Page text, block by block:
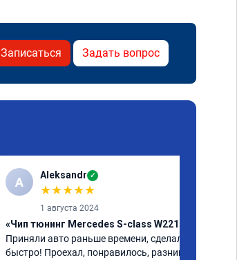
Записаться Задать вопрос
A Aleksandr ✓
★★★★★
1 августа 2024
«Чип тюнинг Mercedes S-class W221»
Приняли авто раньше времени, сделали
быстро! Проехал, понравилось, разница